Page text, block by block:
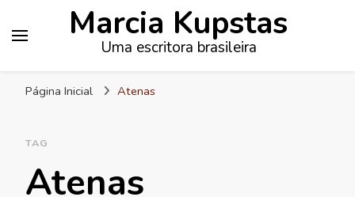
Marcia Kupstas
Uma escritora brasileira
Página Inicial Atenas
TAG
Atenas